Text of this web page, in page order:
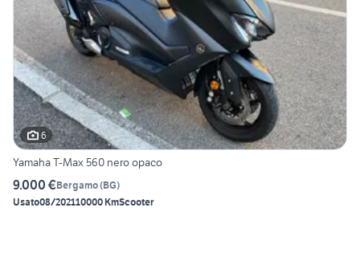
6
Yamaha T-Max 560 nero opaco
9.000 €Bergamo(BG)
Usato08/202110000 KmScooter